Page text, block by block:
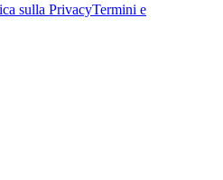
sulla PrivacyTermini e